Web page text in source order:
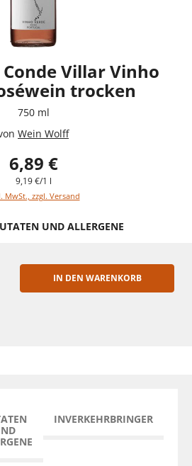
Villar Vinho
trocken
750 ml
Wein Wolff
6,89 €
9,19 €/1 l
MwSt., zzgl. Versand
UND ALLERGENE
IN DEN WARENKORB
INVERKEHRBRINGER